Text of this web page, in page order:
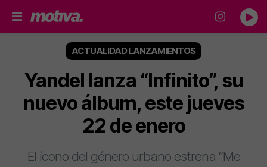
ACTUALIDAD LANZAMIENTOS
Yandel lanza “Infinito”, su
nuevo álbum, este jueves
22 de enero
El ícono del género urbano estrena “Me